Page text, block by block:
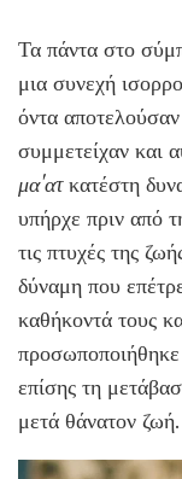
Τα πάντα στο
μια συνεχή
όντα
συμμετείχαν και
μα'ατκατέστη
υπήρχε πριν από
τις πτυχές της
δύναμη που
καθήκοντά τους
επίσης τη
μετά θάνατον ζωή.